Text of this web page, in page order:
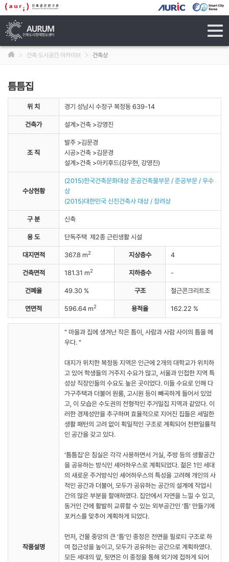
건축·도시공간 아카이브 건축상
틈틈집
위 치 경기 성남시 수정구 복정동 639-14
건축가 설계>건축 >강영진
조 직
발주 >김문경
시공>건축 >김문경
설계>건축 >아키후드(강우현, 강영진)
수상현황
(2015)한국건축문화대상 준공건축물부문 / 준공부문 / 우수
상
(2015)대한민국 신진건축사 대상 / 장려상
구 분 신축
용 도 단독주택 제2종 근린생활 시설
대지면적 367.8 m2 지상층수 4
건축면적 181.31 m2 지하층수 -
건폐율 49.30 % 구조 철근콘크리트조
연면적 596.64 m2 용적율 162.22 %
작품설명
" 마을과 집에 생겨난 작은 틈이, 사람과 사람 사이의 틈을 메
우다. "
대지가 위치한 복정동 지역은 인근에 2개의 대학교가 위치하
고 있어 학생들의 거주지 수요가 많고, 서울과 인접한 지역 특
성상 직장인들의 수요도 높은 곳이었다. 이들 수요로 인해 다
가구주택과 더불어 원룸, 고시원 등이 빼곡하게 들어서 있었
고, 이 모습은 수도권의 전형적인 주거밀집 지역과 같았다. 이
러한 경제성만을 추구하며 효율적으로 지어진 집들은 세밀한
생활 패턴의 고려 없이 획일적인 구조로 계획되어 천편일률적
인 공간을 갖고 있다.
‘틈틈집’은 침실은 각각 사용하면서 거실, 주방 등의 생활공간
을 공유하는 방식인 셰어하우스로 계획되었다. 젊은 1인 세대
의 새로운 주거방식인 셰어하우스의 특성을 고려해 개인의 사
적인 공간과 더불어, 모두가 공유하는 공간의 설계에 작업시
간의 많은 부분을 할애하였다. 집안에서 자연을 느낄 수 있고,
동거인 간에 활발히 교류할 수 있는 외부공간인 ‘틈’ 만들기에
포커스를 맞추어 계획하게 되었다.
먼저, 건물 중앙의 큰 ‘틈’인 중정은 전면을 필로티 구조로 하
여 접근성을 높이고, 모두가 공유하는 공간으로 계획하였다.
모든 세대의 앞, 뒷면은 이 중정을 통해 외기에 접하게 되어